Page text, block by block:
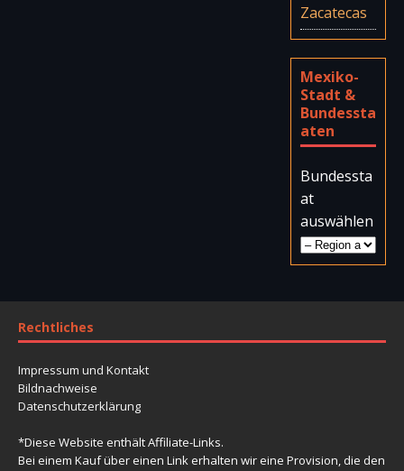
Zacatecas
Mexiko-
Stadt &
Bundessta
aten
Bundessta
at
auswählen
Rechtliches
Impressum und Kontakt
Bildnachweise
Datenschutzerklärung
*Diese Website enthält Affiliate-Links.
Bei einem Kauf über einen Link erhalten wir eine Provision, die den